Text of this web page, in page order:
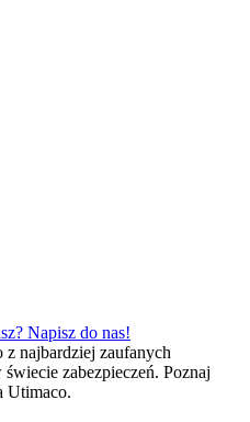
Napisz do nas!
z najbardziej zaufanych
zabezpieczeń. Poznaj
Utimaco.